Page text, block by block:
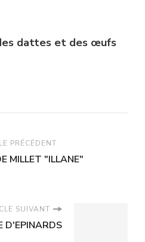
dattes et des œufs
PRÉCÉDENT
MILLET "ILLANE"
SUIVANT
D'EPINARDS